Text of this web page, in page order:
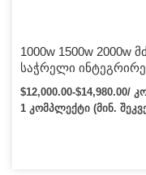
1000w 1500w
საჭრელი
ლაზერული საჭრელი
$12,000.00-$14,980.00/
1 კომპლექტი (მინ.